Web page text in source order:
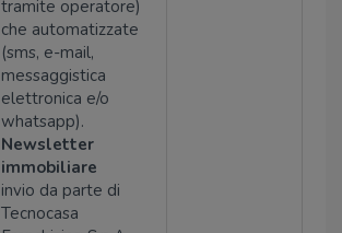
tramite operatore)
che automatizzate
(sms, e-mail,
messaggistica
elettronica e/o
whatsapp).
Newsletter
immobiliare
invio da parte di
Tecnocasa